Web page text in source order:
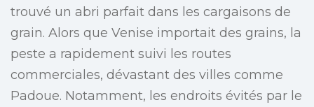
trouvé un abri parfait dans les cargaisons de
grain. Alors que Venise importait des grains, la
peste a rapidement suivi les routes
commerciales, dévastant des villes comme
Padoue. Notamment, les endroits évités par le